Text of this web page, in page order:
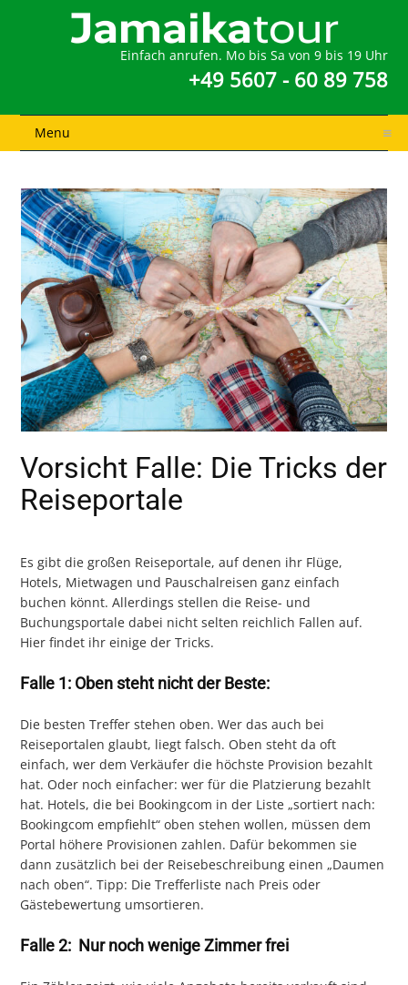
Einfach anrufen. Mo bis Sa von 9 bis 19 Uhr
+49 5607 - 60 89 758
Menu
Vorsicht Falle: Die Tricks der
Reiseportale
Es gibt die großen Reiseportale, auf denen ihr Flüge,
Hotels, Mietwagen und Pauschalreisen ganz einfach
buchen könnt. Allerdings stellen die Reise- und
Buchungsportale dabei nicht selten reichlich Fallen auf.
Hier findet ihr einige der Tricks.
Falle 1: Oben steht nicht der Beste:
Die besten Treffer stehen oben. Wer das auch bei
Reiseportalen glaubt, liegt falsch. Oben steht da oft
einfach, wer dem Verkäufer die höchste Provision bezahlt
hat. Oder noch einfacher: wer für die Platzierung bezahlt
hat. Hotels, die bei Bookingcom in der Liste „sortiert nach:
Bookingcom empfiehlt“ oben stehen wollen, müssen dem
Portal höhere Provisionen zahlen. Dafür bekommen sie
dann zusätzlich bei der Reisebeschreibung einen „Daumen
nach oben“. Tipp: Die Trefferliste nach Preis oder
Gästebewertung umsortieren.
Falle 2: Nur noch wenige Zimmer frei